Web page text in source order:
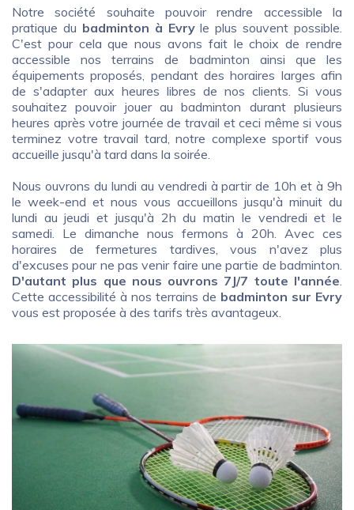
Notre société souhaite pouvoir rendre accessible la
pratique du badminton à Evryle plus souvent possible.
C'est pour cela que nous avons fait le choix de rendre
accessible nos terrains de badminton ainsi que les
équipements proposés, pendant des horaires larges afin
de s'adapter aux heures libres de nos clients. Si vous
souhaitez pouvoir jouer au badminton durant plusieurs
heures après votre journée de travail et ceci même si vous
terminez votre travail tard, notre complexe sportif vous
accueille jusqu'à tard dans la soirée.
Nous ouvrons du lundi au vendredi à partir de 10h et à 9h
le week-end et nous vous accueillons jusqu'à minuit du
lundi au jeudi et jusqu'à 2h du matin le vendredi et le
samedi. Le dimanche nous fermons à 20h. Avec ces
horaires de fermetures tardives, vous n'avez plus
d'excuses pour ne pas venir faire une partie de badminton.
D'autant plus que nous ouvrons 7J/7 toute l'année
Cette accessibilité à nos terrains de badminton sur Evry
vous est proposée à des tarifs très avantageux.